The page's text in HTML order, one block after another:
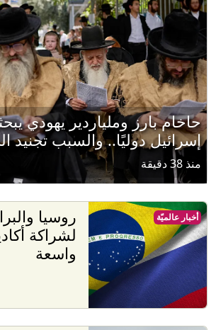
حاخام بارز وملياردير يهودي
إسرائيل دوليًا.. والسبب تجنيد
منذ 38 دقيقة
روسيا
لشراكة
واسعة
أخبار عالميّة